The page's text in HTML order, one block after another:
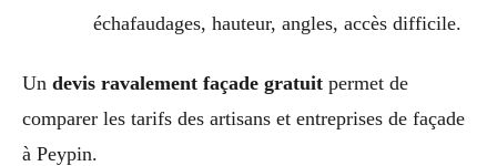
échafaudages, hauteur, angles, accès difficile.
Un devis ravalement façade gratuit permet de
comparer les tarifs des artisans et entreprises de façade
à Peypin.